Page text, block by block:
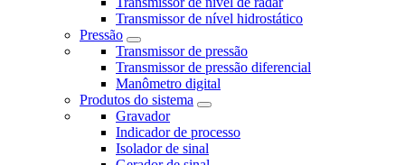
Transmissor de nível hidrostático
Pressão
Transmissor de pressão
Transmissor de pressão diferencial
Manômetro digital
Produtos do sistema
Gravador
Indicador de processo
Isolador de sinal